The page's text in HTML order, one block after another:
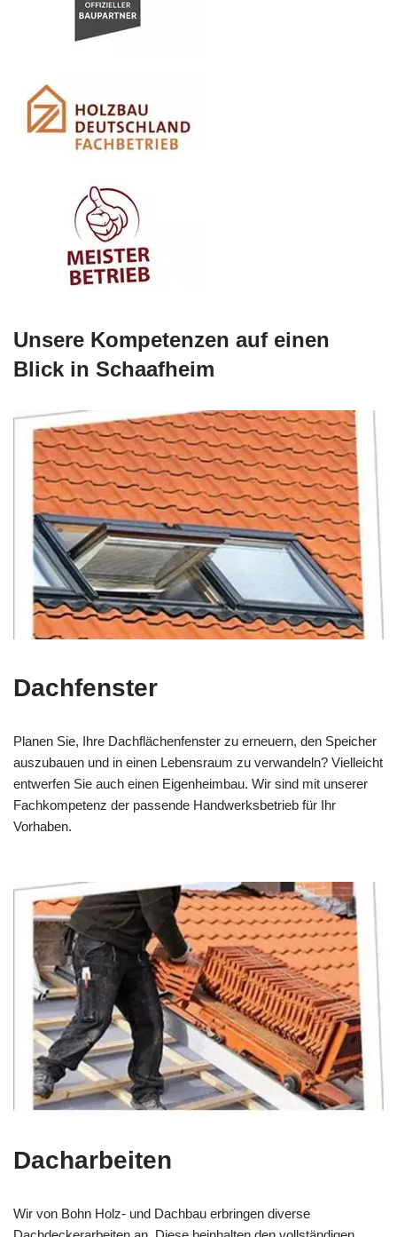
Unsere Kompetenzen auf einen
Blick in Schaafheim
Dachfenster
Planen Sie, Ihre Dachflächenfenster zu erneuern, den Speicher
auszubauen und in einen Lebensraum zu verwandeln? Vielleicht
entwerfen Sie auch einen Eigenheimbau. Wir sind mit unserer
Fachkompetenz der passende Handwerksbetrieb für Ihr
Vorhaben.
Dacharbeiten
Wir von Bohn Holz- und Dachbau erbringen diverse